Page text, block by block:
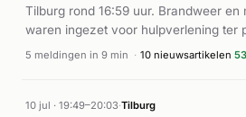
Tilburg rond 16:59 uur. Brandweer
waren ingezet voor hulpverlening ter
5 meldingen in 9 min · 10 nieuwsartikelen
10 jul · 19:49–20:03·Tilburg